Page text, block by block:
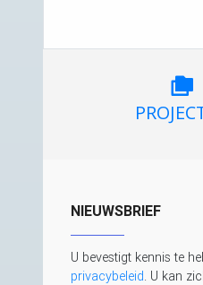
NIEUWSBRIEF
U bevestigt kennis te
privacybeleid. U kan